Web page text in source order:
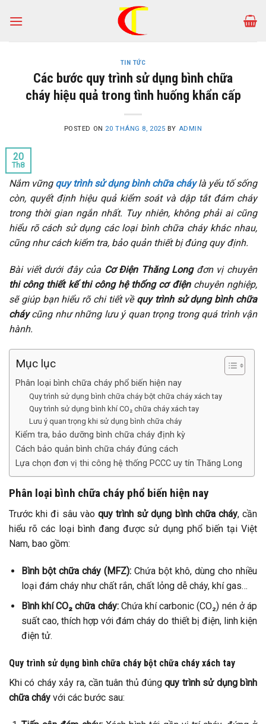
TIN TỨC
Các bước quy trình sử dụng bình chữa
cháy hiệu quả trong tình huống khẩn cấp
POSTED ON 20 THÁNG 8, 2025 BY ADMIN
20
Th8
Nắm vững quy trình sử dụng bình chữa cháylà yếu tố sống
còn, quyết định hiệu quả kiểm soát và dập tắt đám cháy
trong thời gian ngắn nhất. Tuy nhiên, không phải ai cũng
hiểu rõ cách sử dụng các loại bình chữa cháy khác nhau,
cũng như cách kiểm tra, bảo quản thiết bị đúng quy định.
Bài viết dưới đây của Cơ Điện Thăng Longđơn vị chuyên
thi công thiết kế thi công hệ thống cơ điệnchuyên nghiệp,
sẽ giúp bạn hiểu rõ chi tiết về quy trình sử dụng bình chữa
cháycũng như những lưu ý quan trọng trong quá trình vận
hành.
Mục lục
Phân loại bình chữa cháy phổ biến hiện nay
Quy trình sử dụng bình chữa cháy bột chữa cháy xách tay
Quy trình sử dụng bình khí CO₂ chữa cháy xách tay
Lưu ý quan trọng khi sử dụng bình chữa cháy
Kiểm tra, bảo dưỡng bình chữa cháy định kỳ
Cách bảo quản bình chữa cháy đúng cách
Lựa chọn đơn vị thi công hệ thống PCCC uy tín Thăng Long
Phân loại bình chữa cháy phổ biến hiện nay
Trước khi đi sâu vào quy trình sử dụng bình chữa cháy, cần
hiểu rõ các loại bình đang được sử dụng phổ biến tại Việt
Nam, bao gồm:
Bình bột chữa cháy (MFZ):Chứa bột khô, dùng cho nhiều
loại đám cháy như chất rắn, chất lỏng dễ cháy, khí gas…
Bình khí CO₂ chữa cháy:Chứa khí carbonic (CO₂) nén ở áp
suất cao, thích hợp với đám cháy do thiết bị điện, linh kiện
điện tử.
Quy trình sử dụng bình chữa cháy bột chữa cháy xách tay
Khi có cháy xảy ra, cần tuân thủ đúngquy trình sử dụng bình
chữa cháy với các bước sau: